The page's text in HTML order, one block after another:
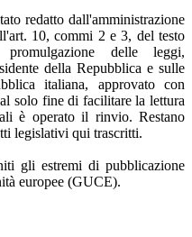
redatto dall'amministrazione
10, commi 2 e 3, del testo
delle leggi,
della Repubblica e sulle
italiana, approvato con
solo fine di facilitare la lettura
è operato il rinvio. Restano
legislativi qui trascritti.
gli estremi di pubblicazione
europee (GUCE).